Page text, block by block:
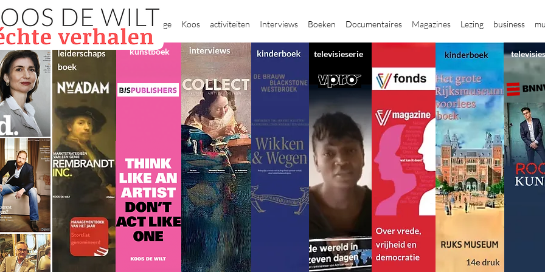
New Page Koos activiteiten Interviews Boeken Documentaires Magazines Lezing business
kunstboek televisieserie